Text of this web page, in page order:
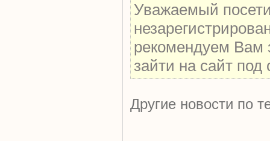
Уважаемый
рекомендуем Вам
зайти на сайт
Другие новости по